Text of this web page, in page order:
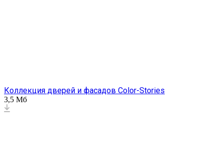
Коллекция дверей и фасадов Color-Stories
3,5 Мб